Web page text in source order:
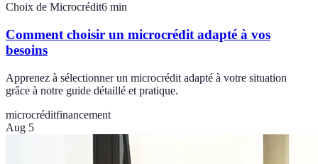
Choix de Microcrédit6 min
Comment choisir un microcrédit adapté à vos
besoins
Apprenez à sélectionner un microcrédit adapté à votre situation
grâce à notre guide détaillé et pratique.
microcréditfinancement
Aug 5